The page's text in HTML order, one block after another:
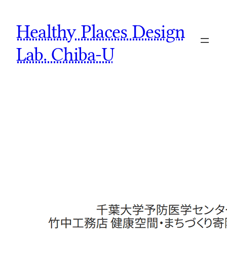
content
Healthy Places Design
Lab. Chiba-U